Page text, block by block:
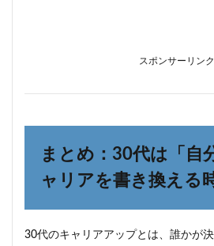
スポンサーリンク
まとめ：30代は「自
ャリアを書き換える
30代のキャリアアップとは、誰かが